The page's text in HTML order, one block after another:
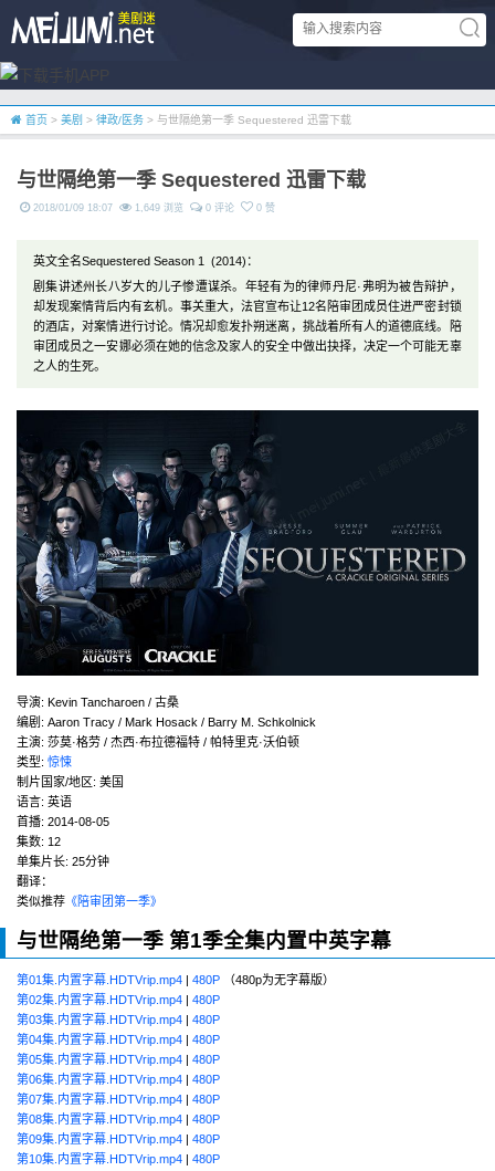
首页 > 美剧 > 律政/医务 > 与世隔绝第一季 Sequestered 迅雷下载
与世隔绝第一季 Sequestered 迅雷下载
2018/01/09 18:07 1,649 浏览 0 评论 0 赞
英文全名Sequestered Season 1 (2014)：
剧集讲述州长八岁大的儿子惨遭谋杀。年轻有为的律师丹尼·弗明为被告辩护，
却发现案情背后内有玄机。事关重大，法官宣布让12名陪审团成员住进严密封锁
的酒店，对案情进行讨论。情况却愈发扑朔迷离，挑战着所有人的道德底线。陪
审团成员之一安娜必须在她的信念及家人的安全中做出抉择，决定一个可能无辜
之人的生死。
导演: Kevin Tancharoen / 古桑
编剧 : Aaron Tracy / Mark Hosack / Barry M. Schkolnick
主演: 莎莫·格劳 / 杰西·布拉德福特 / 帕特里克·沃伯顿
类型: 惊悚
制片国家/地区: 美国
语言: 英语
首播: 2014-08-05
集数: 12
单集片长: 25分钟
翻译：
类似推荐 《陪审团第一季》
与世隔绝第一季 第1季全集内置中英字幕
第01集.内置字幕.HDTVrip.mp4 480P （480p为无字幕版）
第02集.内置字幕.HDTVrip.mp4
480P
第03集.内置字幕.HDTVrip.mp4
480P
第04集.内置字幕.HDTVrip.mp4
480P
第05集.内置字幕.HDTVrip.mp4
480P
第06集.内置字幕.HDTVrip.mp4
480P
第07集.内置字幕.HDTVrip.mp4
480P
第08集.内置字幕.HDTVrip.mp4
480P
第09集.内置字幕.HDTVrip.mp4
480P
第10集.内置字幕.HDTVrip.mp4
480P